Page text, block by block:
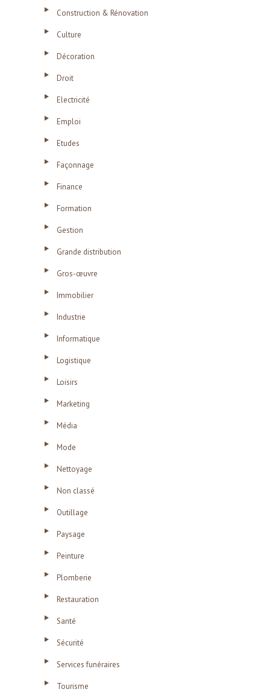
Construction & Rénovation
Culture
Décoration
Droit
Electricité
Emploi
Etudes
Façonnage
Finance
Formation
Gestion
Grande distribution
Gros-œuvre
Immobilier
Industrie
Informatique
Logistique
Loisirs
Marketing
Média
Mode
Nettoyage
Non classé
Outillage
Paysage
Peinture
Plomberie
Restauration
Santé
Sécurité
Services funéraires
Tourisme